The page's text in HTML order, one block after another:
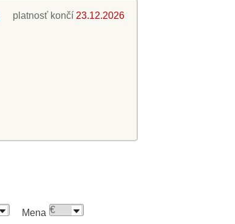
platnosť končí 23.12.2026
Mena